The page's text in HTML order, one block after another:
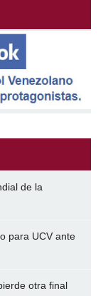
de la
para UCV ante
otra final